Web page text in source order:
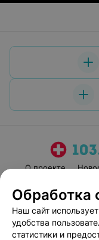
О проекте
Обработка
Наш сайт
удобства
статистики и